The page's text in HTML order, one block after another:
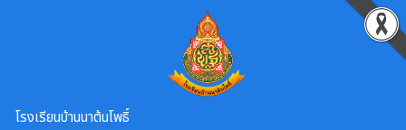
โรงเรียนบ้านนาต้นโพธิ์